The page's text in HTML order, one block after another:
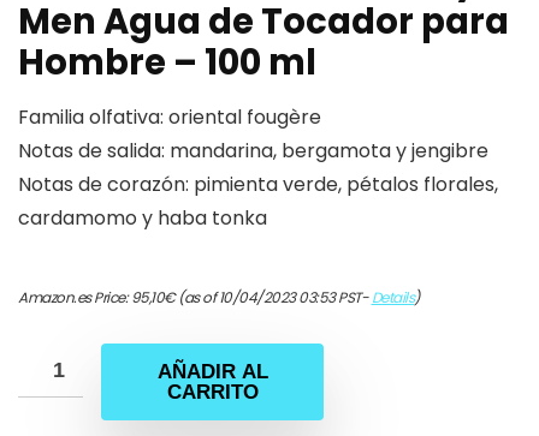
Men Agua de Tocador para
Hombre – 100 ml
Familia olfativa: oriental fougère
Notas de salida: mandarina, bergamota y jengibre
Notas de corazón: pimienta verde, pétalos florales,
cardamomo y haba tonka
Amazon.es Price:95,10€(as of 10/04/2023 03:53 PST-Details)
AÑADIR AL
CARRITO